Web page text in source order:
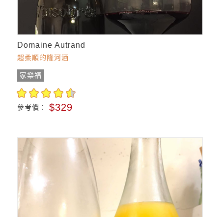
Domaine Autrand
超柔順的隆河酒
家樂福
參考價： $329